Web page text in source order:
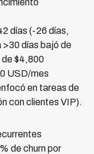
días (-26 días,
días bajó de
$4,800
USD/mes
en tareas de
con clientes VIP).
de churn por